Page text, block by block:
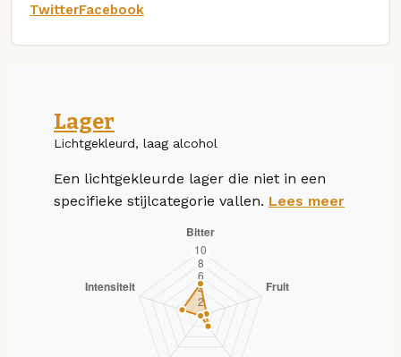
TwitterFacebook
Lager
Lichtgekleurd, laag alcohol
Een lichtgekleurde lager die niet in een
specifieke stijlcategorie vallen. Lees meer